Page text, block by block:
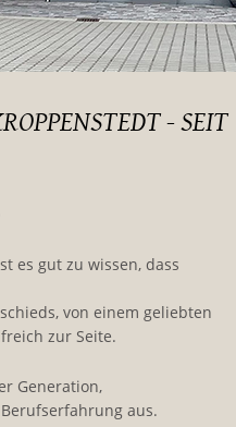
- SEIT
es gut zu wissen, dass
von einem geliebten
zur Seite.
Generation,
aus.